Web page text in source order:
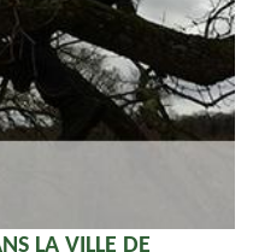
LA VILLE DE